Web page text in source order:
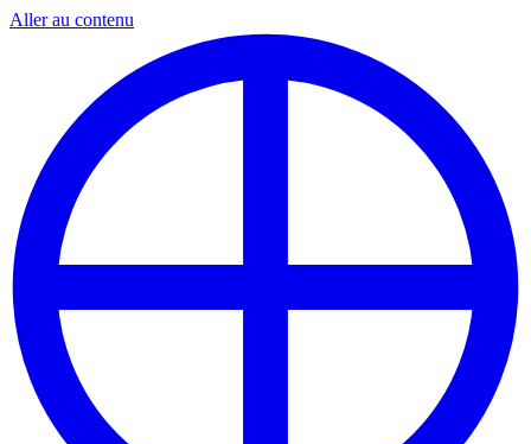
Aller au contenu